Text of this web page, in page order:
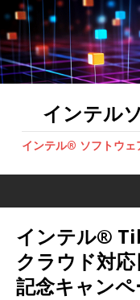
インテル
インテル® ソフトウェ
インテル®
クラウド対
記念キャンペ